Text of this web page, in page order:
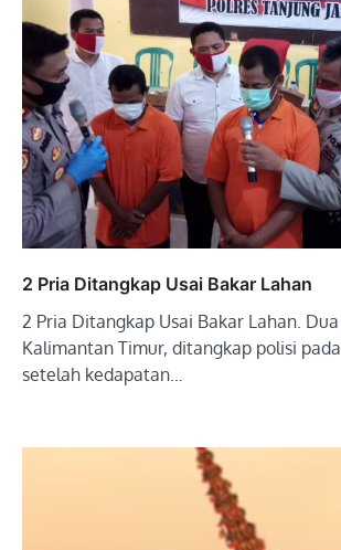
2 Pria Ditangkap Usai Bakar Lahan
2 Pria Ditangkap Usai Bakar Lahan.
Kalimantan Timur, ditangkap polisi
setelah kedapatan…